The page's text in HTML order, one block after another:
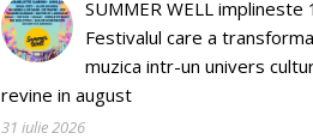
SUMMER WELL implineste
Festivalul care a
muzica intr-un univers
revine in august
31 iulie 2026